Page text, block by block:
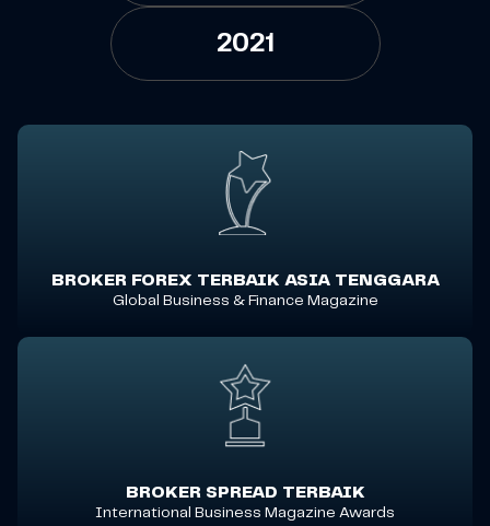
2021
BROKER FOREX TERBAIK ASIA TENGGARA
Global Business & Finance Magazine
BROKER SPREAD TERBAIK
International Business Magazine Awards